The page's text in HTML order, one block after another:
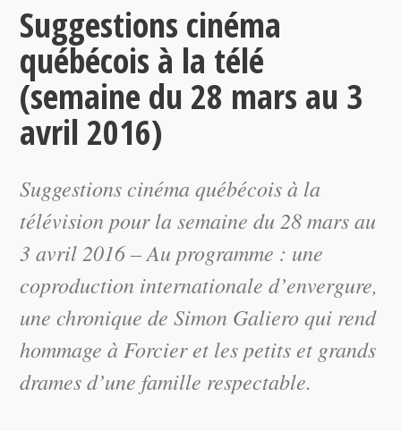
Suggestions cinéma
québécois à la télé
(semaine du 28 mars au 3
avril 2016)
Suggestions cinéma québécois à la
télévision pour la semaine du 28 mars au
3 avril 2016 – Au programme : une
coproduction internationale d’envergure,
une chronique de Simon Galiero qui rend
hommage à Forcier et les petits et grands
drames d’une famille respectable.